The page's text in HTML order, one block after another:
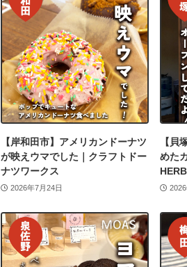
【岸和田市】アメリカンドーナツ
が映えウマでした｜クラフトドー
ナツワークス
2026年7月24日
【貝
めた